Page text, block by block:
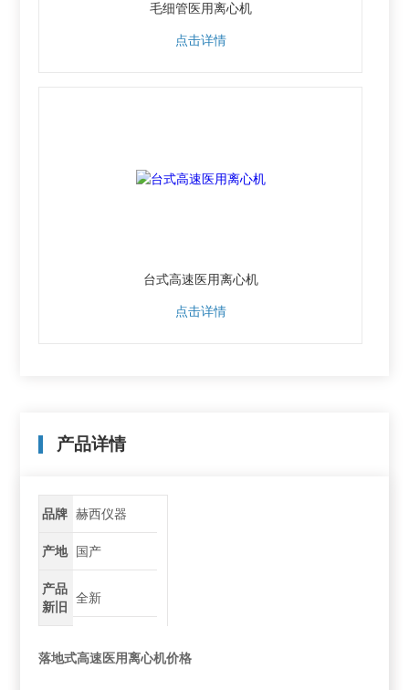
毛细管医用离心机
点击详情
台式高速医用离心机
点击详情
产品详情
品牌 赫西仪器
产地 国产
产品
新旧
全新
落地式高速医用离心机价格